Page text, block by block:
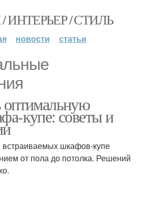
ИНТЕРЬЕР / СТИЛЬ
новости статьи
оптимальную
купе: советы и
встраиваемых шкафов-купе
от пола до потолка. Решений